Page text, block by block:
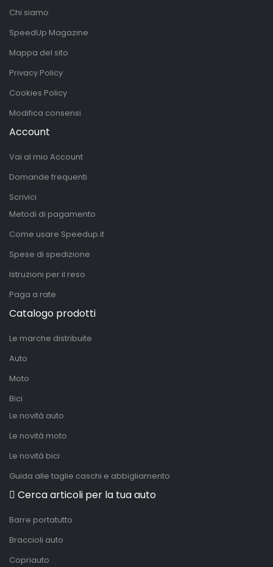
Chi siamo
SpeedUp Magazine
Mappa del sito
Privacy Policy
Cookies Policy
Modifica consensi
Account
Vai al mio Account
Domande frequenti
Scrivici
Metodi di pagamento
Come usare Speedup.it
Spese di spedizione
Istruzioni per il reso
Paga a rate
Catalogo prodotti
Le marche distribuite
Auto
Moto
Bici
Le novità auto
Le novità moto
Le novità bici
Guida alle taglie caschi e abbigliamento
Cerca articoli per la tua auto
Barre portatutto
Braccioli auto
Copriauto